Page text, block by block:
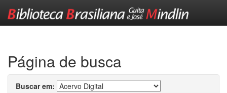
Página de busca
Buscar em: